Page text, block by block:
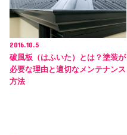
2016.10.5
破風板（はふいた）とは？塗装が
必要な理由と適切なメンテナンス
方法